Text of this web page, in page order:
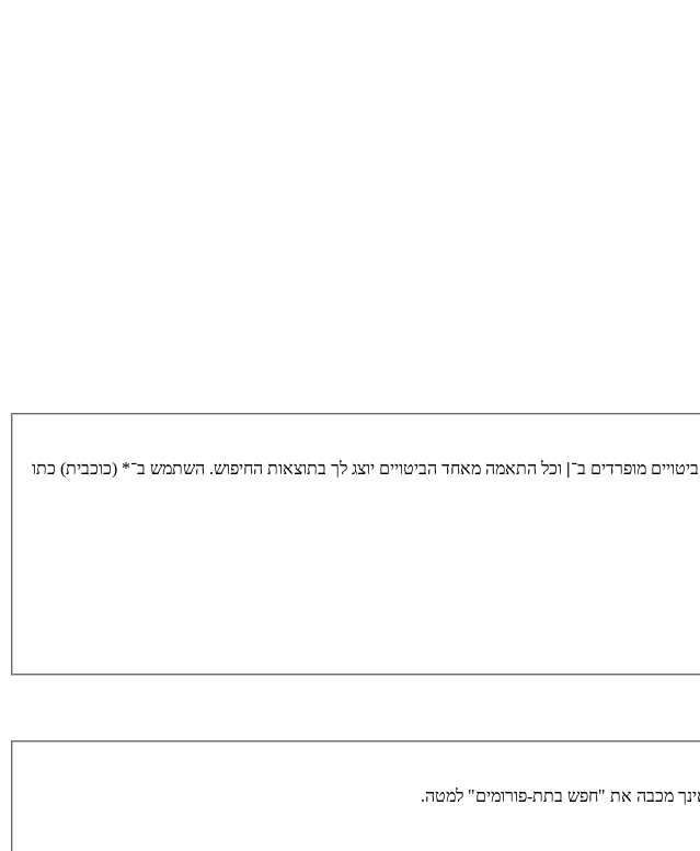
מופרדים ב־| וכל התאמה מאחד הביטויים יוצג לך בתוצאות החיפוש. השתמש ב־* (כוכבית) כתו
מכבה את "חפש בתת-פורומים" למטה.